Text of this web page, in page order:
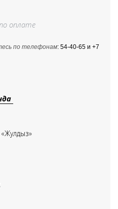
оплате
по телефонам: 54-40-65 и +7